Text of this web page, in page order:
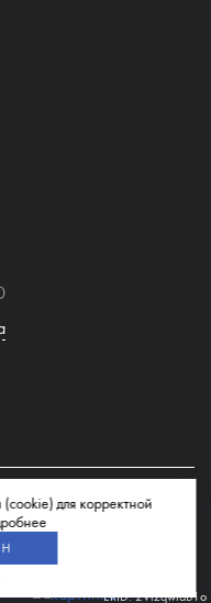
"Европа"
ERID: 2VtzqwfaB1o
для корректной